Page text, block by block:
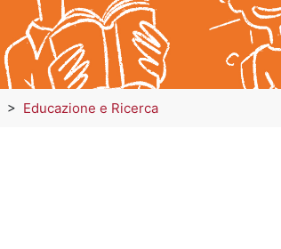
> Educazione e Ricerca